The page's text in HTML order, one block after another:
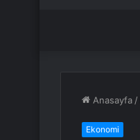
Anasayfa /
Ekonomi